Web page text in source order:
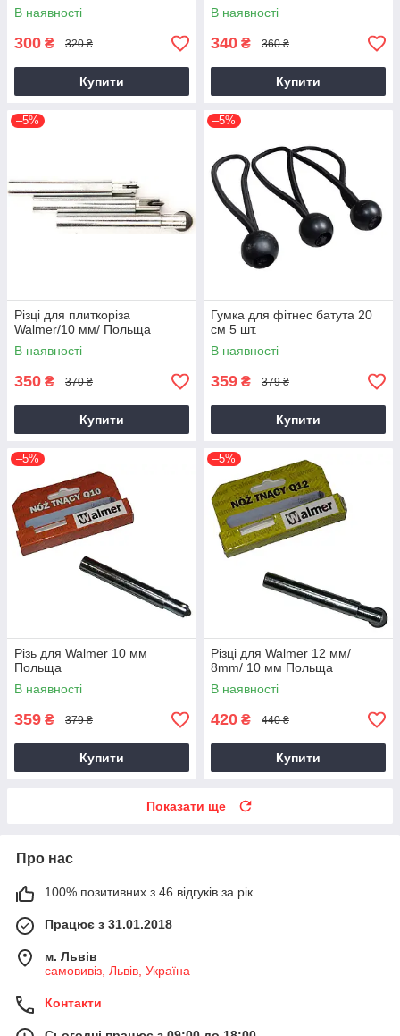
В наявності
300 ₴ 320 ₴
Купити
В наявності
340 ₴ 360 ₴
Купити
–5%
Різці для плиткоріза
Walmer/10 мм/ Польща
В наявності
350 ₴ 370 ₴
Купити
–5%
Гумка для фітнес батута 20
см 5 шт.
В наявності
359 ₴ 379 ₴
Купити
–5%
Різь для Walmer 10 мм
Польща
В наявності
359 ₴ 379 ₴
Купити
–5%
Різці для Walmer 12 мм/
8mm/ 10 мм Польща
В наявності
420 ₴ 440 ₴
Купити
Показати ще
Про нас
100% позитивних з 46 відгуків за рік
Працює з 31.01.2018
м. Львів
самовивіз, Львів, Україна
Контакти